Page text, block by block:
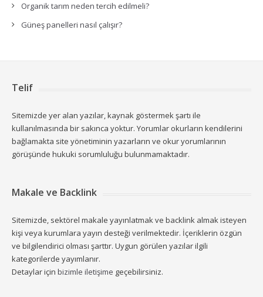
Organik tarım neden tercih edilmeli?
Güneş panelleri nasıl çalışır?
Telif
Sitemizde yer alan yazılar, kaynak göstermek şartı ile
kullanılmasında bir sakınca yoktur. Yorumlar okurların kendilerini
bağlamakta site yönetiminin yazarların ve okur yorumlarının
görüşünde hukuki sorumluluğu bulunmamaktadır.
Makale ve Backlink
Sitemizde, sektörel makale yayınlatmak ve backlink almak isteyen
kişi veya kurumlara yayın desteği verilmektedir. İçeriklerin özgün
ve bilgilendirici olması şarttır. Uygun görülen yazılar ilgili
kategorilerde yayımlanır.
Detaylar için bizimle iletişime geçebilirsiniz.